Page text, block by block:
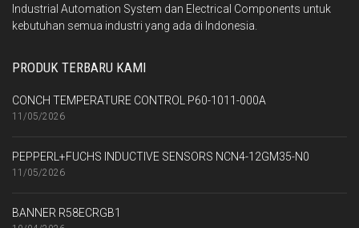
Industrial Automation System dan Electrical Components untuk
kebutuhan semua industri yang ada di Indonesia.
PRODUK TERBARU KAMI
CONCH TEMPERATURE CONTROL P60-1011-000A
11/05/2026
PEPPERL+FUCHS INDUCTIVE SENSORS NCN4-12GM35-N0
11/05/2026
BANNER R58ECRGB1